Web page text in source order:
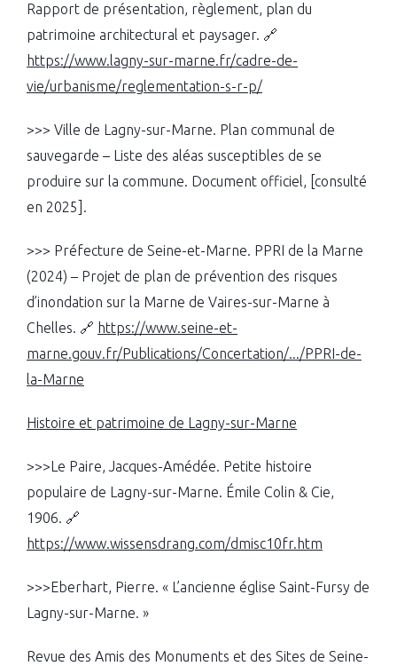
Rapport de présentation, règlement, plan du
patrimoine architectural et paysager. 🔗
https://www.lagny-sur-marne.fr/cadre-de-
vie/urbanisme/reglementation-s-r-p/
>>> Ville de Lagny-sur-Marne. Plan communal de
sauvegarde – Liste des aléas susceptibles de se
produire sur la commune. Document officiel, [consulté
en 2025].
>>> Préfecture de Seine-et-Marne. PPRI de la Marne
(2024) – Projet de plan de prévention des risques
d’inondation sur la Marne de Vaires-sur-Marne à
Chelles. 🔗 https://www.seine-et-
marne.gouv.fr/Publications/Concertation/.../PPRI-de-
la-Marne
Histoire et patrimoine de Lagny-sur-Marne
>>>Le Paire, Jacques-Amédée. Petite histoire
populaire de Lagny-sur-Marne. Émile Colin & Cie,
1906. 🔗
https://www.wissensdrang.com/dmisc10fr.htm
>>>Eberhart, Pierre. « L’ancienne église Saint-Fursy de
Lagny-sur-Marne. »
Revue des Amis des Monuments et des Sites de Seine-